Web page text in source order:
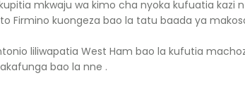
mkwaju wa kimo cha nyoka kufuatia kazi
Firmino kuongeza bao la tatu baada ya
liliwapatia West Ham bao la kufutia
bao la nne .